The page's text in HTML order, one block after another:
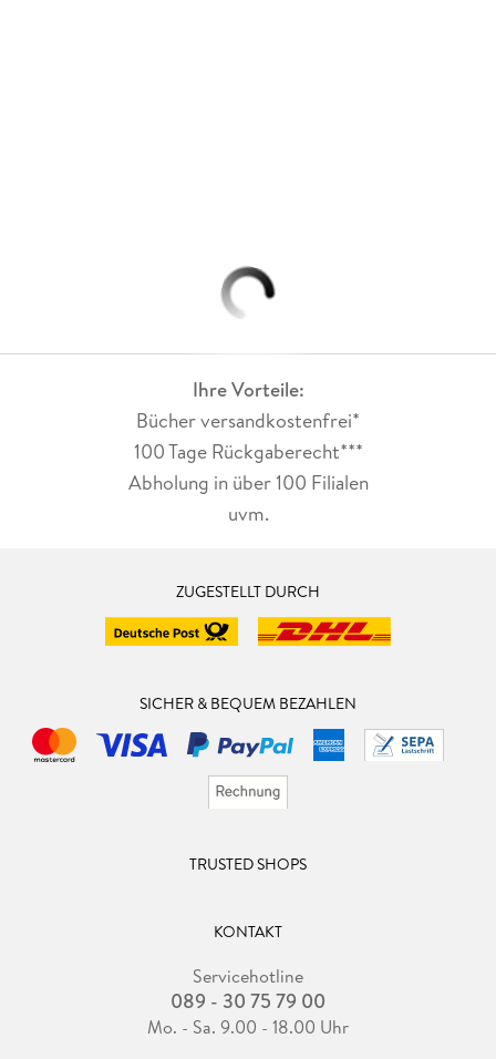
Ihre Vorteile:
Bücher versandkostenfrei*
100 Tage Rückgaberecht***
Abholung in über 100 Filialen
uvm.
ZUGESTELLT DURCH
SICHER & BEQUEM BEZAHLEN
TRUSTED SHOPS
KONTAKT
Servicehotline
089 - 30 75 79 00
Mo. - Sa. 9.00 - 18.00 Uhr